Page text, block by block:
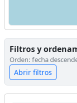
Filtros y
Orden: fecha
Abrir filtros